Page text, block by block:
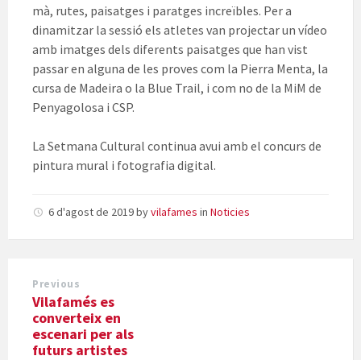
mà, rutes, paisatges i paratges increïbles. Per a
dinamitzar la sessió els atletes van projectar un vídeo
amb imatges dels diferents paisatges que han vist
passar en alguna de les proves com la Pierra Menta, la
cursa de Madeira o la Blue Trail, i com no de la MiM de
Penyagolosa i CSP.
La Setmana Cultural continua avui amb el concurs de
pintura mural i fotografia digital.
6 d'agost de 2019byvilafames in Noticies
Previous
Vilafamés es
converteix en
escenari per als
futurs artistes